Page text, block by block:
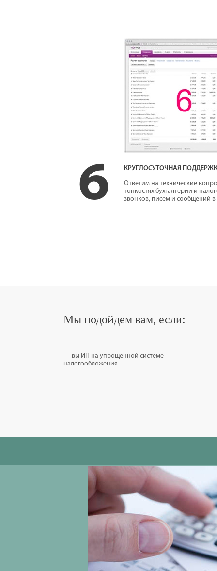
6 КРУГЛОСУТОЧНАЯ
Ответим на технические
тонкостях бухгалтерии и
звонков, писем и сообщений
Мы подойдем вам, если:
— вы ИП на упрощенной системе
налогообложения